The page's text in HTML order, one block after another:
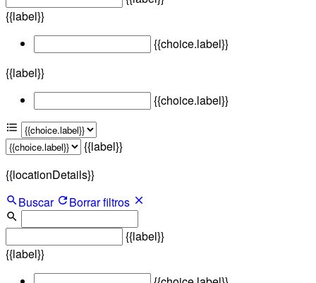
{{label}}
{{choice.label}}
{{label}}
{{choice.label}}
{{label}}
{{locationDetails}}
Buscar
Borrar filtros
{{label}}
{{label}}